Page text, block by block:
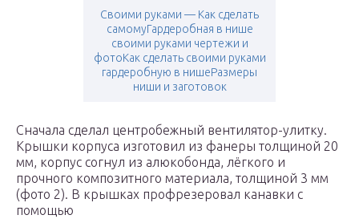
Своими руками — Как сделать
самомуГардеробная в нише
своими руками чертежи и
фотоКак сделать своими руками
гардеробную в нишеРазмеры
ниши и заготовок
Сначала сделал центробежный вентилятор-улитку.
Крышки корпуса изготовил из фанеры толщиной 20
мм, корпус согнул из алюкобонда, лёгкого и
прочного композитного материала, толщиной 3 мм
(фото 2). В крышках профрезеровал канавки с
помощью